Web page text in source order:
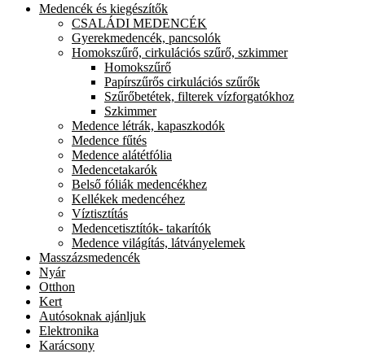
Medencék és kiegészítők
CSALÁDI MEDENCÉK
Gyerekmedencék, pancsolók
Homokszűrő, cirkulációs szűrő, szkimmer
Homokszűrő
Papírszűrős cirkulációs szűrők
Szűrőbetétek, filterek vízforgatókhoz
Szkimmer
Medence létrák, kapaszkodók
Medence fűtés
Medence alátétfólia
Medencetakarók
Belső fóliák medencékhez
Kellékek medencéhez
Víztisztítás
Medencetisztítók- takarítók
Medence világítás, látványelemek
Masszázsmedencék
Nyár
Otthon
Kert
Autósoknak ajánljuk
Elektronika
Karácsony